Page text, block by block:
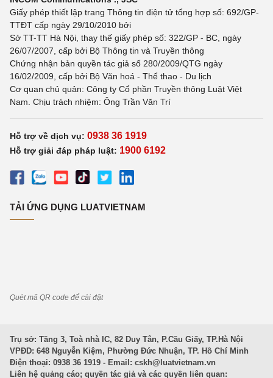
Giấy phép thiết lập trang Thông tin điện tử tổng hợp số: 692/GP-
TTĐT cấp ngày 29/10/2010 bởi
Sở TT-TT Hà Nội, thay thế giấy phép số: 322/GP - BC, ngày
26/07/2007, cấp bởi Bộ Thông tin và Truyền thông
Chứng nhận bản quyền tác giả số 280/2009/QTG ngày
16/02/2009, cấp bởi Bộ Văn hoá - Thể thao - Du lịch
Cơ quan chủ quản: Công ty Cổ phần Truyền thông Luật Việt
Nam. Chịu trách nhiệm: Ông Trần Văn Trí
Hỗ trợ về dịch vụ: 0938 36 1919
Hỗ trợ giải đáp pháp luật: 1900 6192
TẢI ỨNG DỤNG LUATVIETNAM
Quét mã QR code để cài đặt
Trụ sở: Tầng 3, Toà nhà IC, 82 Duy Tân, P.Cầu Giấy, TP.Hà Nội
VPĐD: 648 Nguyễn Kiệm, Phường Đức Nhuận, TP. Hồ Chí Minh
Điện thoại: 0938 36 1919 - Email: cskh@luatvietnam.vn
Liên hệ quảng cáo; quyền tác giả và các quyền liên quan: